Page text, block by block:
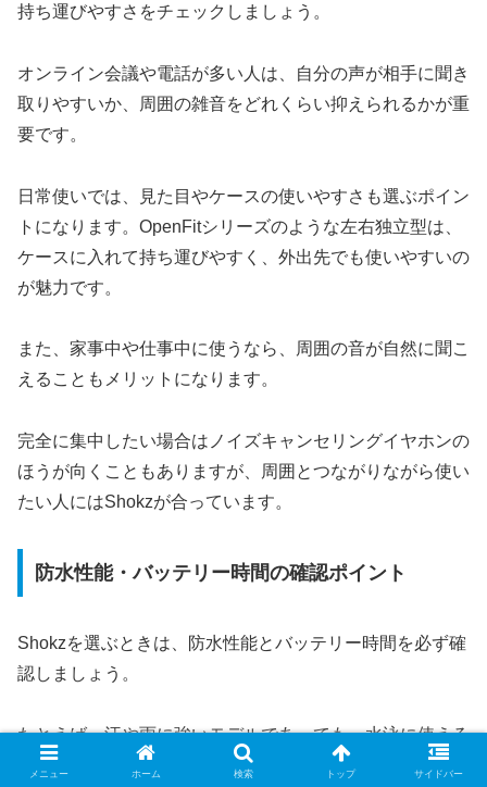
持ち運びやすさをチェックしましょう。
オンライン会議や電話が多い人は、自分の声が相手に聞き
取りやすいか、周囲の雑音をどれくらい抑えられるかが重
要です。
日常使いでは、見た目やケースの使いやすさも選ぶポイン
トになります。OpenFitシリーズのような左右独立型は、
ケースに入れて持ち運びやすく、外出先でも使いやすいの
が魅力です。
また、家事中や仕事中に使うなら、周囲の音が自然に聞こ
えることもメリットになります。
完全に集中したい場合はノイズキャンセリングイヤホンの
ほうが向くこともありますが、周囲とつながりながら使い
たい人にはShokzが合っています。
防水性能・バッテリー時間の確認ポイント
Shokzを選ぶときは、防水性能とバッテリー時間を必ず確
認しましょう。
たとえば、汗や雨に強いモデルであっても、水泳に使える
とは限りません。水泳用には、専用のOpenSwim系のよう
メニュー ホーム 検索 トップ サイドバー